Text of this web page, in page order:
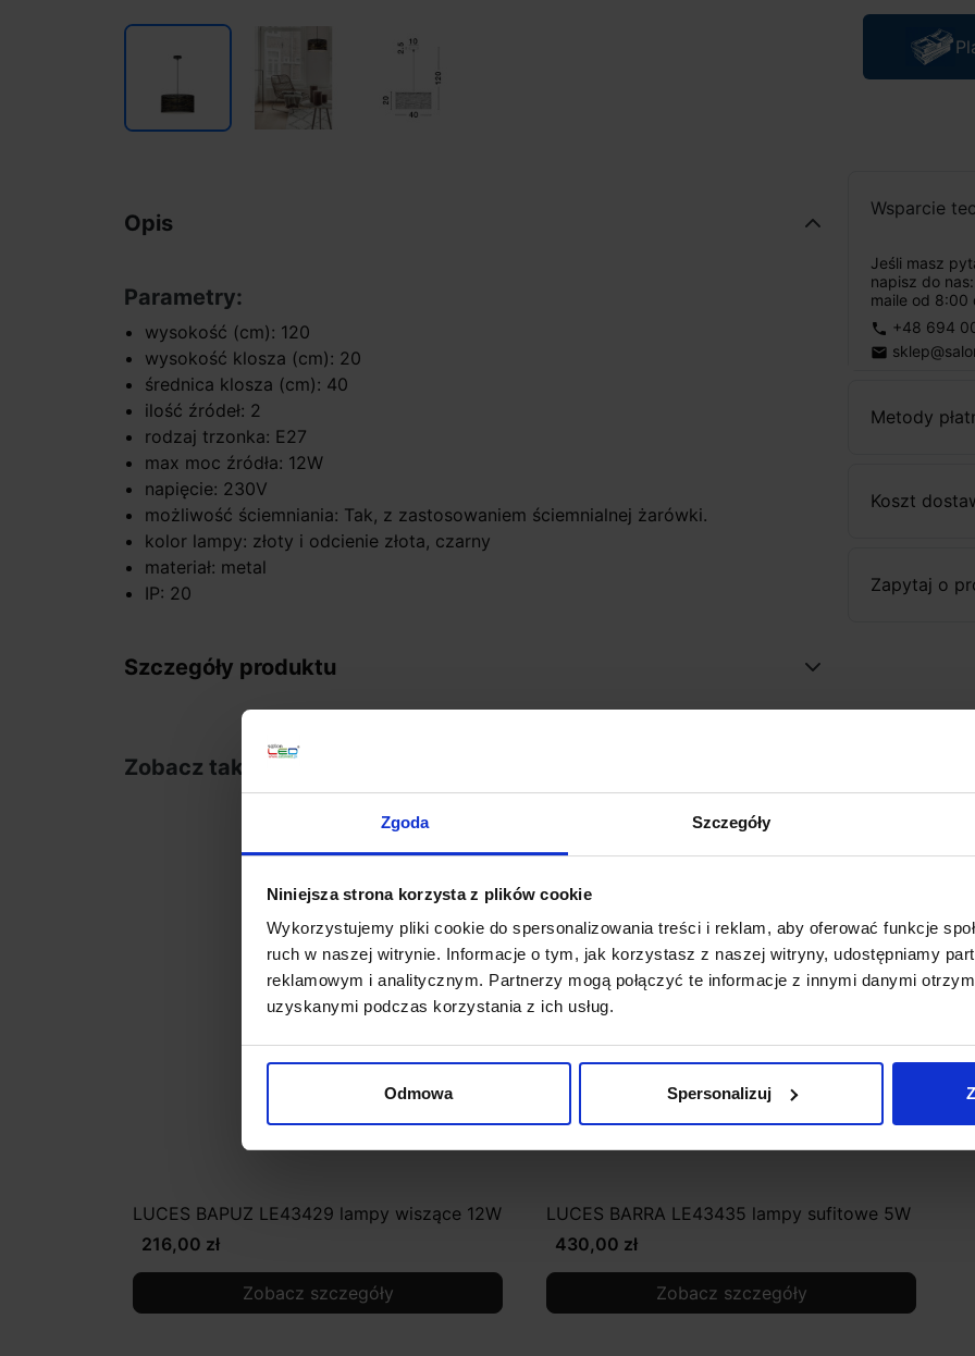
Zgoda Szczegóły
Niniejsza strona korzysta z plików cookie
Wykorzystujemy pliki cookie do spersonalizowania treści i reklam, aby oferować funkcje
ruch w naszej witrynie. Informacje o tym, jak korzystasz z naszej witryny, udostępniamy
reklamowym i analitycznym. Partnerzy mogą połączyć te informacje z innymi danymi
uzyskanymi podczas korzystania z ich usług.
Odmowa Spersonalizuj
Wsparcie
Jeśli masz
napisz do
maile od 8:00
phone +48 694
email
Metody
Koszt
Zapytaj o
Opis
Parametry:
wysokość (cm): 120
wysokość klosza (cm): 20
średnica klosza (cm): 40
ilość źródeł: 2
rodzaj trzonka: E27
max moc źródła: 12W
napięcie: 230V
możliwość ściemniania: Tak, z zastosowaniem ściemnialnej żarówki.
kolor lampy: złoty i odcienie złota, czarny
materiał: metal
IP: 20
Szczegóły produktu
Zobacz także
LUCES BAPUZ LE43429 lampy wiszące 12W
216,00 zł
Zobacz szczegóły
LUCES BARRA LE43435 lampy sufitowe 5W
430,00 zł
Zobacz szczegóły